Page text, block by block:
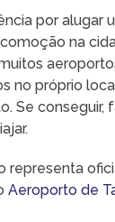
por alugar
na
no próprio
Se conseguir,
representa
Aeroporto de